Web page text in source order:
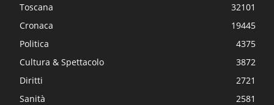
Toscana
32101
Cronaca
19445
Politica
4375
Cultura & Spettacolo
3872
Diritti
2721
Sanità
2581